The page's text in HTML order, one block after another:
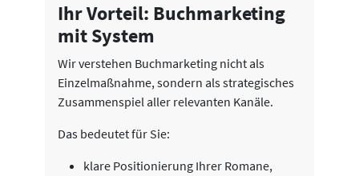
Ihr Vorteil: Buchmarketing
mit System
Wir verstehen Buchmarketing nicht als
Einzelmaßnahme, sondern als strategisches
Zusammenspiel aller relevanten Kanäle.
Das bedeutet für Sie:
klare Positionierung Ihrer Romane,